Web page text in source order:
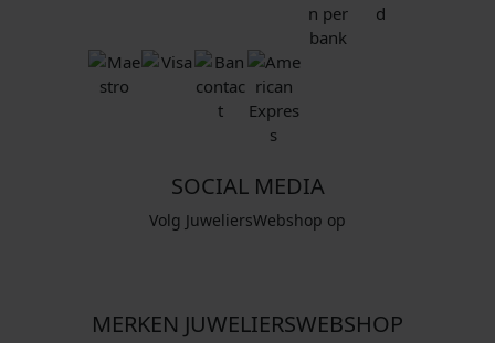
SOCIAL MEDIA
Volg JuweliersWebshop op
MERKEN JUWELIERSWEBSHOP